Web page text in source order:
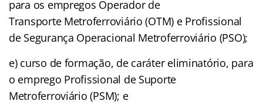
para os empregos Operador de
Transporte Metroferroviário (OTM) e Profissional
de Segurança Operacional Metroferroviário (PSO);
e) curso de formação, de caráter eliminatório, para
o emprego Profissional de Suporte
Metroferroviário (PSM); e